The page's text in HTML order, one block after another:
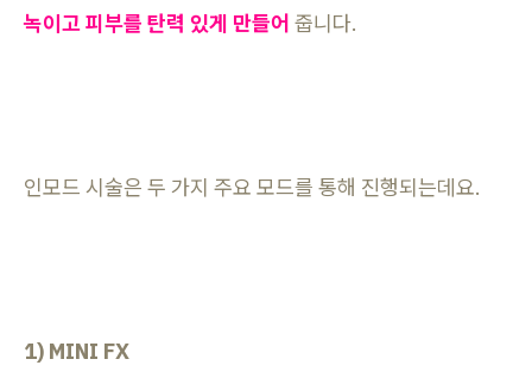
녹이고 피부를 탄력 있게 만들어 줍니다.
인모드 시술은 두 가지 주요 모드를 통해 진행되는데요.
1) MINI FX